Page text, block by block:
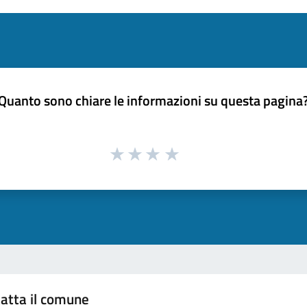
sono chiare le informazioni su questa
il comune